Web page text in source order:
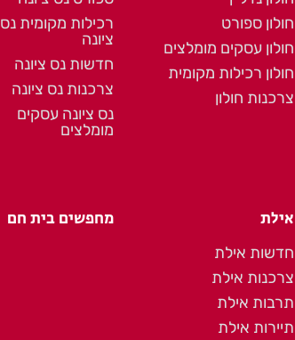
חולון ספורט
חולון עסקים מומלצים
חולון רכילות מקומית
צרכנות חולון
רכילות מקומית נס
ציונה
חדשות נס ציונה
צרכנות נס ציונה
נס ציונה עסקים
מומלצים
אילת
חדשות אילת
צרכנות אילת
תרבות אילת
תיירות אילת
מחפשים בית חם